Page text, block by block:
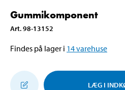
Gummikomponent
Art.98-13152
Findes på lager i 14varehuse
LÆG I